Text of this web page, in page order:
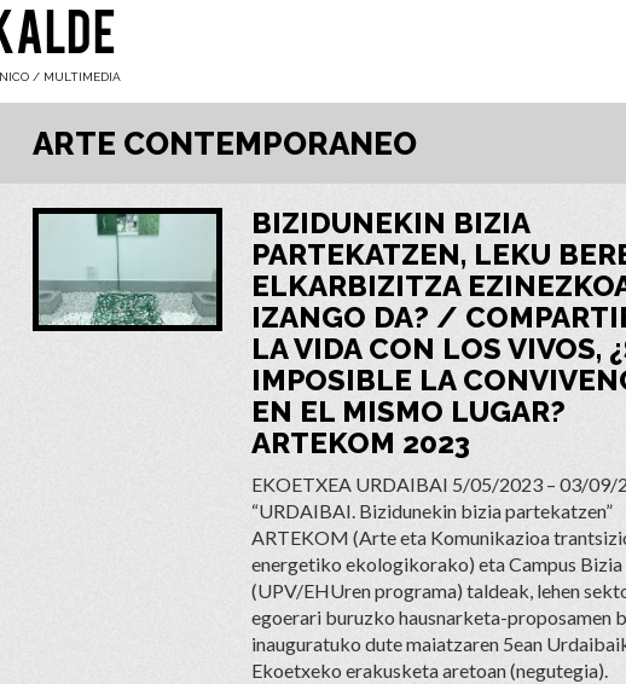
/ MULTIMEDIA
ARTE CONTEMPORANEO
BIZIDUNEKIN BIZIA
PARTEKATZEN, LEKU
ELKARBIZITZA
IZANGO DA? /
LA VIDA CON LOS VIVOS,
IMPOSIBLE LA
EN EL MISMO LUGAR?
ARTEKOM 2023
EKOETXEA URDAIBAI 5/05/2023 – 03/09/
“URDAIBAI. Bizidunekin bizia partekatzen”
ARTEKOM (Arte eta Komunikazioa
energetiko ekologikorako) eta Campus Bizia
(UPV/EHUren programa) taldeak, lehen
egoerari buruzko hausnarketa-proposamen
inauguratuko dute maiatzaren 5ean
Ekoetxeko erakusketa aretoan (negutegia).